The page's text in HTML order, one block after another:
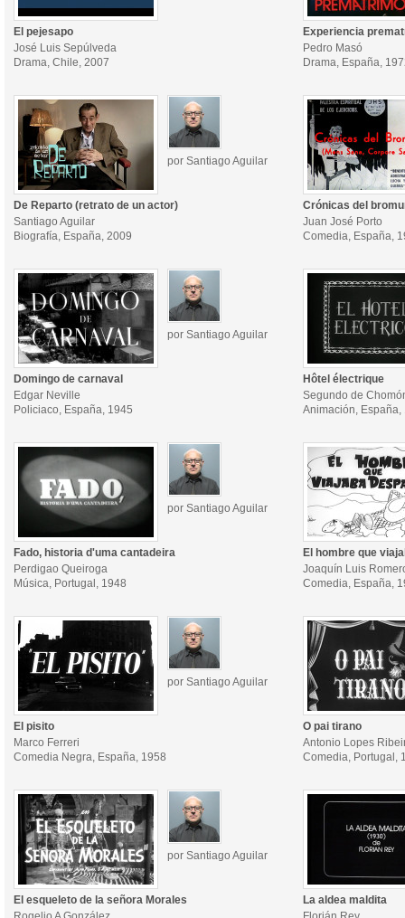
El pejesapo
José Luis Sepúlveda
Drama, Chile, 2007
Experiencia
Pedro Masó
Drama, España,
por Santiago Aguilar
De Reparto (retrato de un actor)
Santiago Aguilar
Biografía, España, 2009
Crónicas del
Juan José Porto
Comedia, España,
por Santiago Aguilar
Domingo de carnaval
Edgar Neville
Policiaco, España, 1945
Hôtel électrique
Segundo de
Animación, España,
por Santiago Aguilar
Fado, historia d'uma cantadeira
Perdigao Queiroga
Música, Portugal, 1948
El hombre que
Joaquín Luis
Comedia, España,
por Santiago Aguilar
El pisito
Marco Ferreri
Comedia Negra, España, 1958
O pai tirano
Antonio Lopes
Comedia, Portugal,
por Santiago Aguilar
El esqueleto de la señora Morales
La aldea maldita